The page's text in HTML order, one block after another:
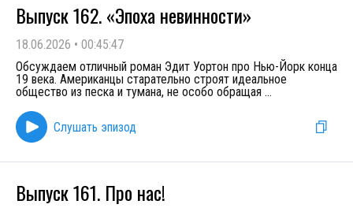
Выпуск 162. «Эпоха невинности»
18.06.2026 • 00:45:47
Обсуждаем отличный роман Эдит Уортон про Нью-Йорк конца
19 века. Американцы старательно строят идеальное
общество из песка и тумана, не особо обращая ...
Слушать эпизод
Выпуск 161. Про нас!